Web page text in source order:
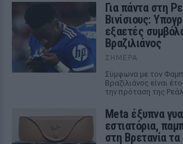
Για πάντα στη
Βινίσιους:
εξαετές
Βραζιλιάνος
ΣΉΜΕΡΑ
Σύμφωνα με τον
Βραζιλιάνος είναι
την πρόταση της Ρεάλ
Meta έξυπνα
εστιατόρια,
στη Βρετανία